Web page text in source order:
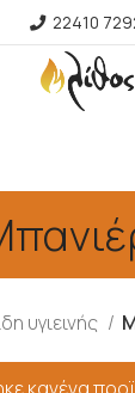
22410
υγιεινής